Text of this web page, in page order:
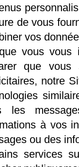
de vous
vos
vous vous
que vous
notre
les
à vos
ou des
services